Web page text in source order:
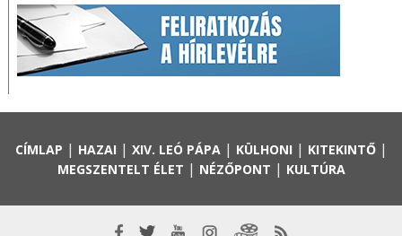
CÍMLAP | HAZAI | XIV. LEÓ PÁPA| KÜLHONI | KITEKINTŐ|
MEGSZENTELT ÉLET | NÉZŐPONT | KULTÚRA